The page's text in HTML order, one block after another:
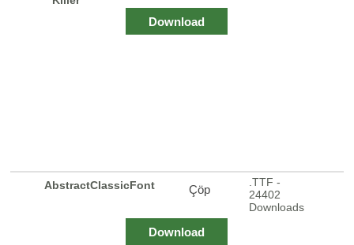
Download
AbstractClassicFont Çöp
.TTF -
24402
Downloads
Download